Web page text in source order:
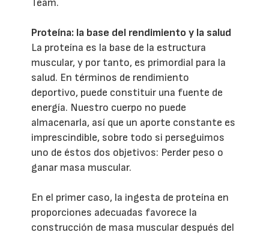
Team.
Proteína: la base del rendimiento y la salud
La proteína es la base de la estructura
muscular, y por tanto, es primordial para la
salud. En términos de rendimiento
deportivo, puede constituir una fuente de
energía. Nuestro cuerpo no puede
almacenarla, así que un aporte constante es
imprescindible, sobre todo si perseguimos
uno de éstos dos objetivos: Perder peso o
ganar masa muscular.
En el primer caso, la ingesta de proteína en
proporciones adecuadas favorece la
construcción de masa muscular después del